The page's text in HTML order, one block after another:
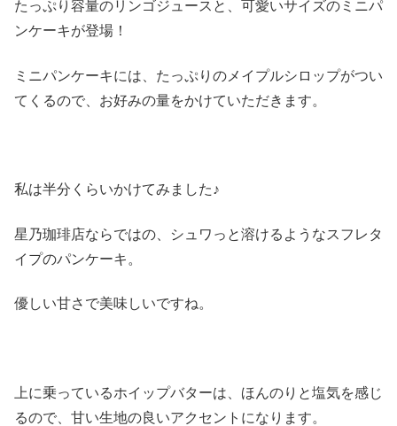
たっぷり容量のリンゴジュースと、可愛いサイズのミニパ
ンケーキが登場！
ミニパンケーキには、たっぷりのメイプルシロップがつい
てくるので、お好みの量をかけていただきます。
私は半分くらいかけてみました♪
星乃珈琲店ならではの、シュワっと溶けるようなスフレタ
イプのパンケーキ。
優しい甘さで美味しいですね。
上に乗っているホイップバターは、ほんのりと塩気を感じ
るので、甘い生地の良いアクセントになります。